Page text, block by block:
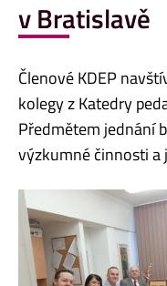
v Bratislavě
Členové KDEP
kolegy z Katedry
Předmětem jednání
výzkumné činnosti a